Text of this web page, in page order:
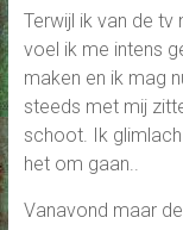
Terwijl ik van de tv
voel ik me intens
maken en ik mag
steeds met mij
schoot. Ik
het om gaan..
Vanavond maar